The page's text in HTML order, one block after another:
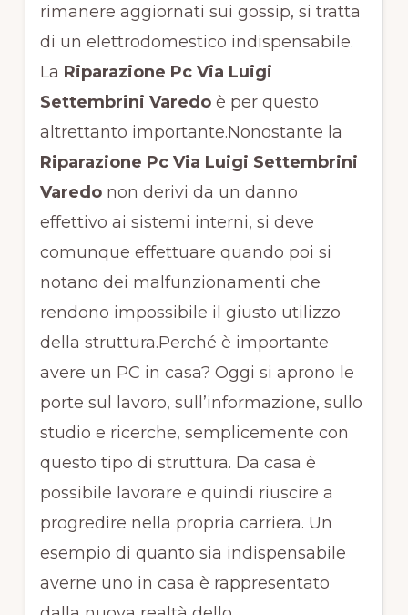
rimanere aggiornati sui gossip, si tratta
di un elettrodomestico indispensabile.
La Riparazione Pc Via Luigi
Settembrini Varedoè per questo
altrettanto importante.Nonostante la
Riparazione Pc Via Luigi Settembrini
Varedonon derivi da un danno
effettivo ai sistemi interni, si deve
comunque effettuare quando poi si
notano dei malfunzionamenti che
rendono impossibile il giusto utilizzo
della struttura.Perché è importante
avere un PC in casa? Oggi si aprono le
porte sul lavoro, sull’informazione, sullo
studio e ricerche, semplicemente con
questo tipo di struttura. Da casa è
possibile lavorare e quindi riuscire a
progredire nella propria carriera. Un
esempio di quanto sia indispensabile
averne uno in casa è rappresentato